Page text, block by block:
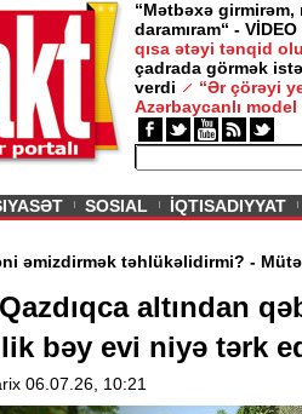
“Mətbəxə girmirəm,
daramıram“ - VİDEO
qısa ətəyi tənqid
çadrada görmək
verdi
“Ər çörəyi
Azərbaycanlı model
SOSIAL İQTISADIYYAT
körpəni əmizdirmək
altından
bəy evi niyə tərk
06.07.26, 10:21